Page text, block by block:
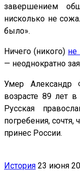
завершением
нисколько не
было».
Ничего (никого) не
— неоднократно
Умер
возрасте 89 лет
Русская
погребения,
принес России.
История 23 июня